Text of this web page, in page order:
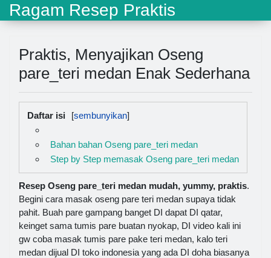
Ragam Resep Praktis
Praktis, Menyajikan Oseng
pare_teri medan Enak Sederhana
Daftar isi
Bahan bahan Oseng pare_teri medan
Step by Step memasak Oseng pare_teri medan
Resep Oseng pare_teri medan mudah, yummy, praktis.
Begini cara masak oseng pare teri medan supaya tidak
pahit. Buah pare gampang banget DI dapat DI qatar,
keinget sama tumis pare buatan nyokap, DI video kali ini
gw coba masak tumis pare pake teri medan, kalo teri
medan dijual DI toko indonesia yang ada DI doha biasanya